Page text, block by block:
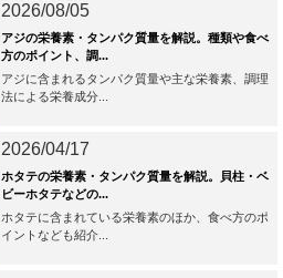
2026/08/05
アジの栄養素・タンパク質量を解説。種類や食べ
方のポイント、調...
アジに含まれるタンパク質量や主な栄養素、調理
法による栄養成分...
2026/04/17
ホタテの栄養素・タンパク質量を解説。貝柱・ベ
ビーホタテなどの...
ホタテに含まれている栄養素のほか、食べ方のポ
イントなども紹介...